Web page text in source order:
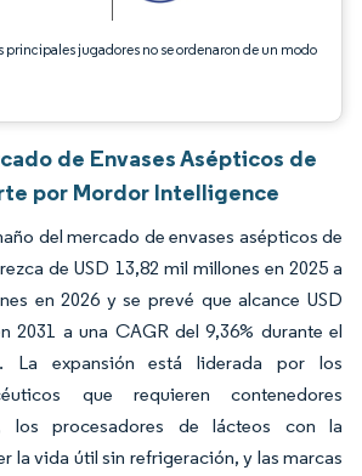
principales jugadores no se ordenaron de un modo
de Envases Asépticos de
por Mordor Intelligence
del mercado de envases asépticos de
de USD 13,82 mil millones en 2025 a
en 2026 y se prevé que alcance USD
2031 a una CAGR del 9,36% durante el
La expansión está liderada por los
que requieren contenedores
los procesadores de lácteos con la
la vida útil sin refrigeración, y las marcas